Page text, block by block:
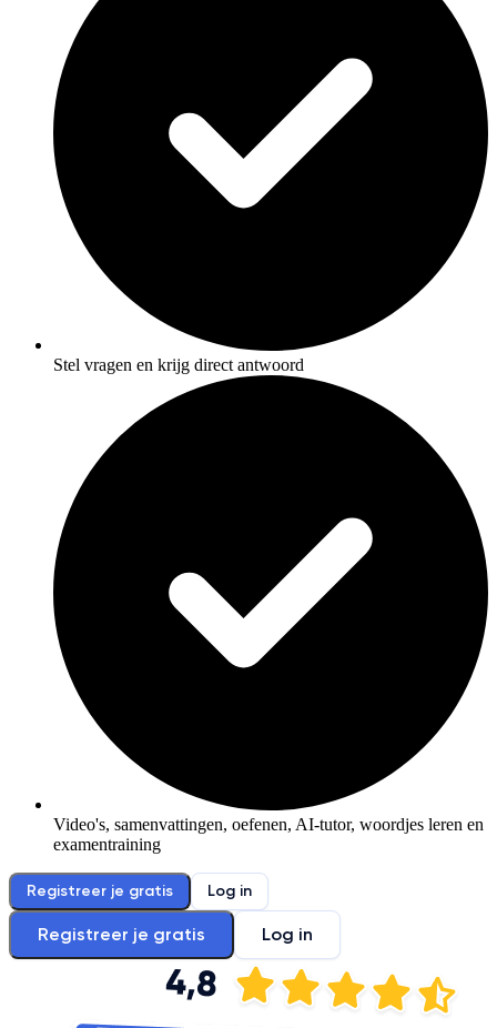
Stel vragen en krijg direct antwoord
Video's, samenvattingen, oefenen, AI-tutor, woordjes leren en
examentraining
Registreer je gratis Log in
Registreer je gratis Log in